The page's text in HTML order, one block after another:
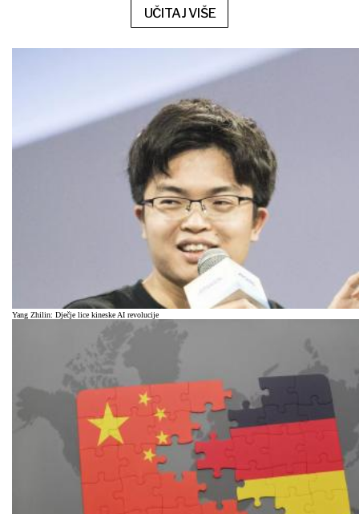
UČITAJ VIŠE
Yang Zhilin: Dječje lice kineske AI revolucije